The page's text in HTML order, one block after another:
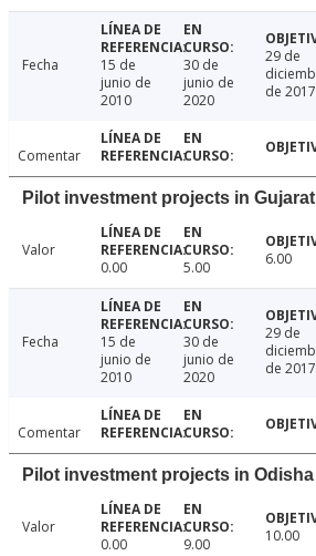
Fecha
15 de
junio de
2010
30 de
junio de
2020
29 de
de 2017
Comentar
Pilot investment projects in Gujarat
Valor
0.00
5.00 6.00
Fecha
15 de
junio de
2010
30 de
junio de
2020
29 de
de 2017
Comentar
Pilot investment projects in Odisha
Valor
0.00
9.00 10.00